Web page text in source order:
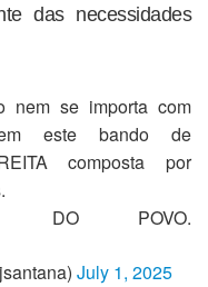
das necessidades
nem se importa com
este bando de
composta por
DO POVO.
July 1, 2025